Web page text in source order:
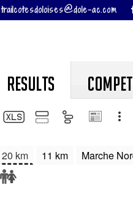
trailcotesdoloises@dole-ac.com